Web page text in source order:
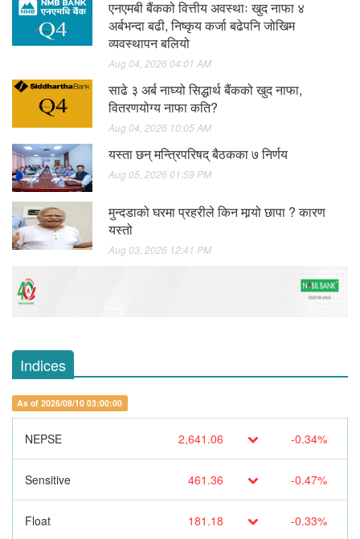
एनएमबी बैंकको वित्तीय अवस्थाः खुद नाफा ४
अर्बभन्दा बढी, निष्कृय कर्जा बढेपनि जोखिम
व्यवस्थापन बलियो
Aug 04, 2026 04:01 AM
साढे ३ अर्ब नाघ्यो सिद्धार्थ बैंकको खुद नाफा,
वितरणयोग्य नाफा कति?
Aug 04, 2026 10:05 AM
यस्ता छन् मन्त्रिपरिषद् बैठकका ७ निर्णय
Aug 05, 2026 01:59 PM
मुन्दडाको घरमा प्रहरीले किन मार्‍यो छापा ? कारण
यस्तो
Aug 03, 2026 12:41 PM
Indices
As of 2026/08/10 03:00:00
NEPSE 2,641.06 -0.34%
Sensitive 461.36 -0.47%
Float 181.18 -0.33%